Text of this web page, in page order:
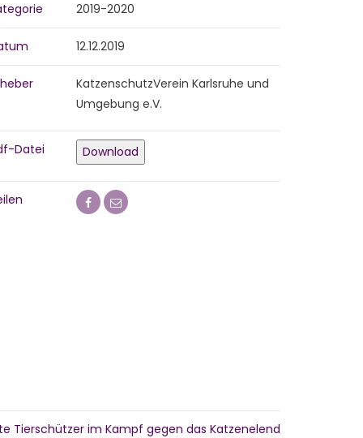
2019-2020
12.12.2019
KatzenschutzVerein Karlsruhe und
Umgebung e.V.
Datei Download
Tierschützer im Kampf gegen das Katzenelend